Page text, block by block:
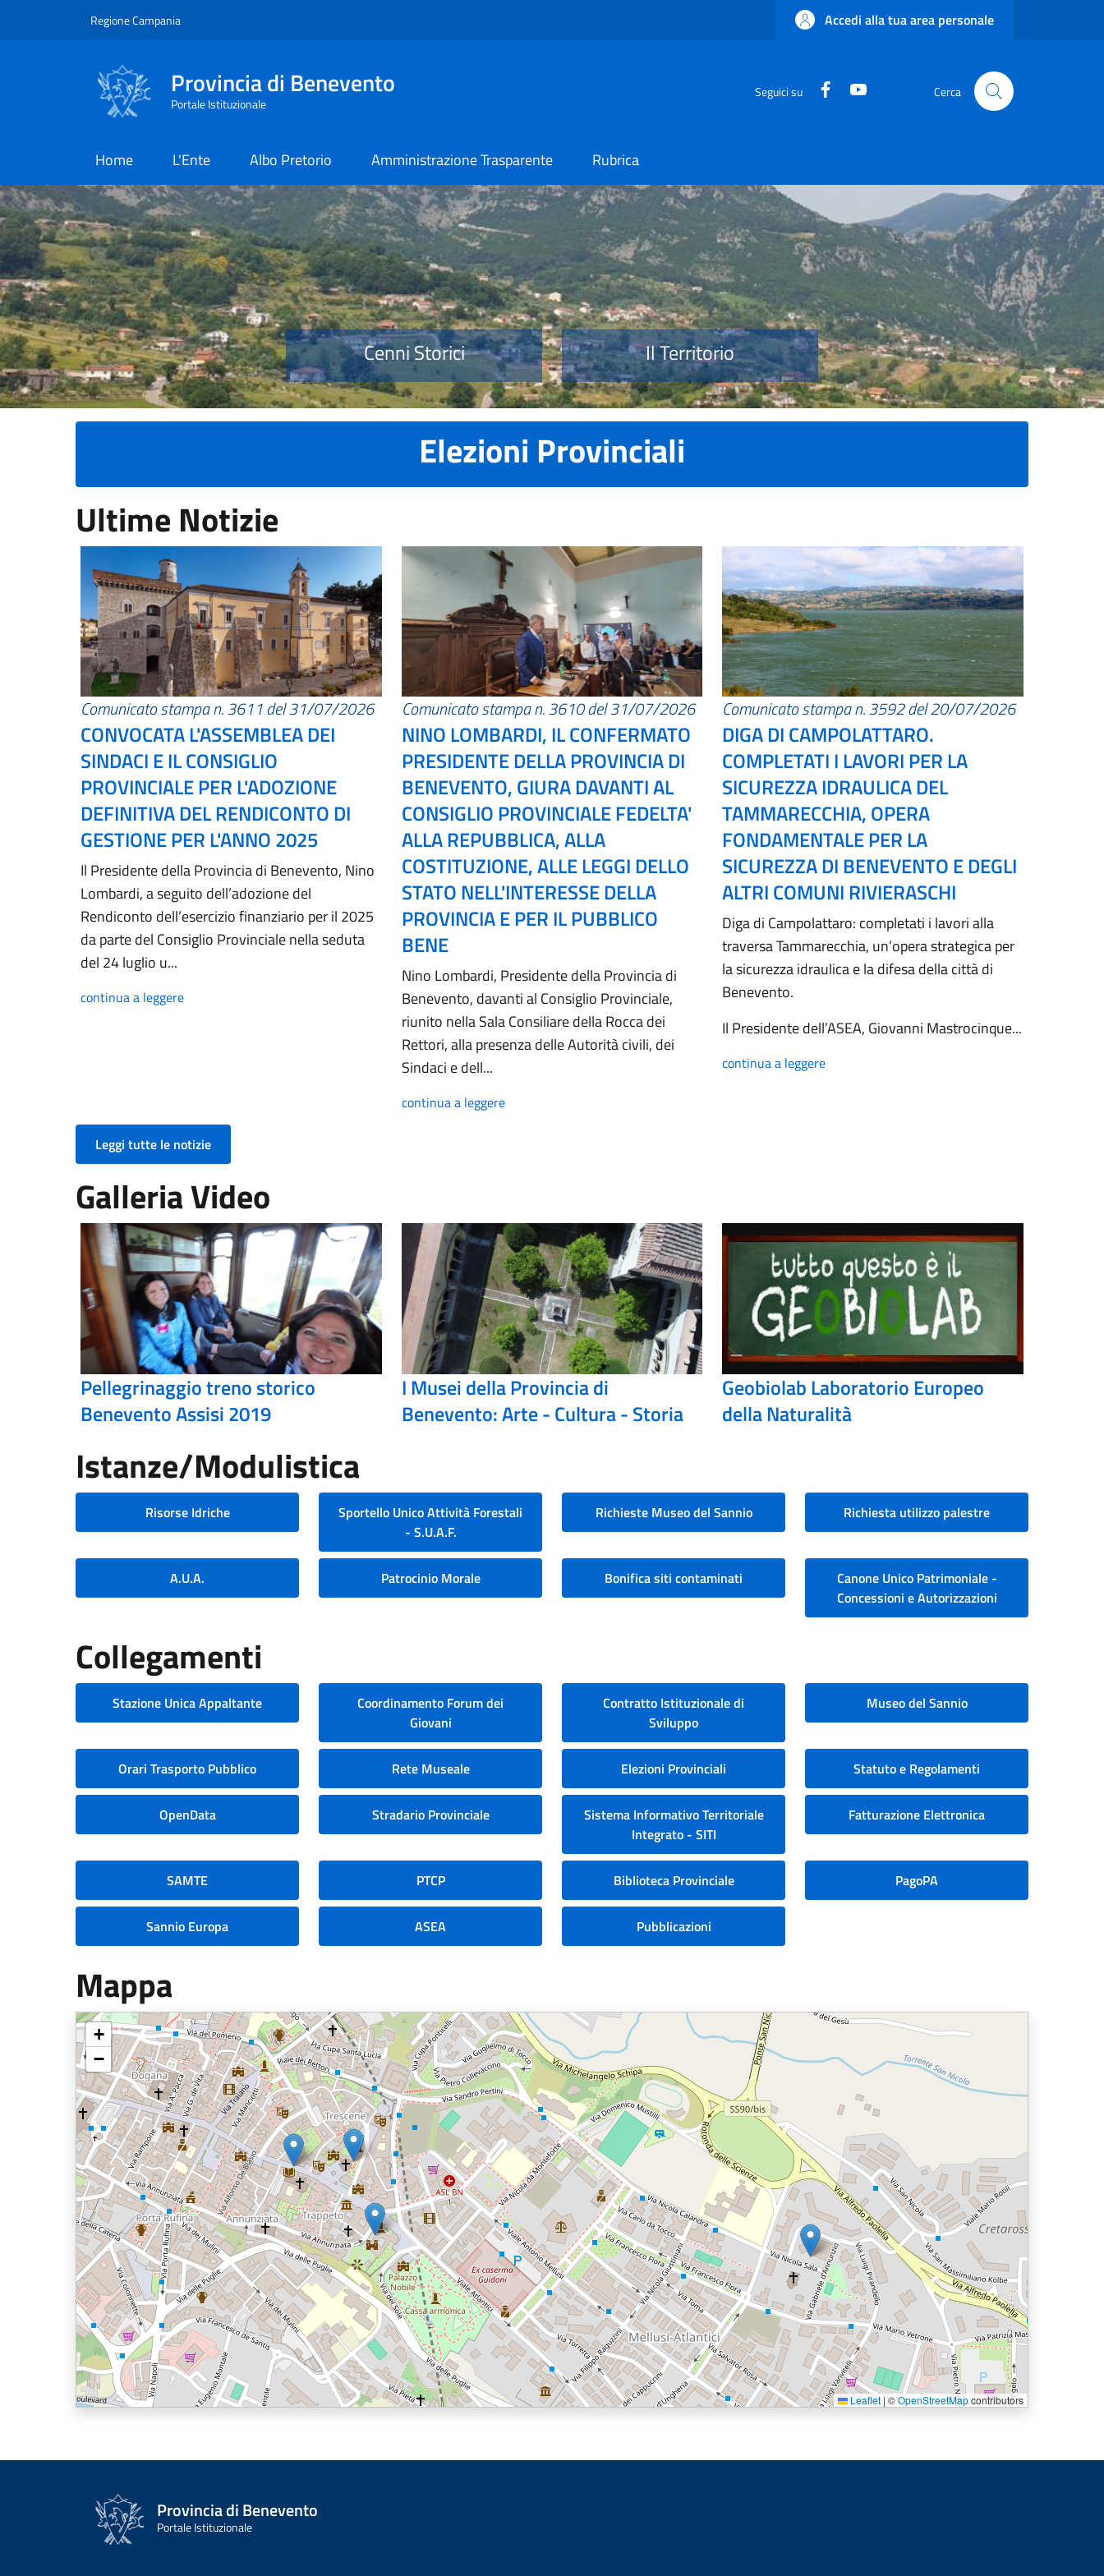
Regione Campania Accedi alla tua area personale
Provincia di Benevento
Portale Istituzionale
Seguici su Facebook Cerca
Home L'Ente Albo Pretorio Amministrazione Trasparente Rubrica
Provincia di Benevento
Cenni Storici Il Territorio
Elezioni Provinciali
Ultime Notizie
Comunicato stampa n. 3611 del 31/07/2026
CONVOCATA L'ASSEMBLEA DEI
SINDACI E IL CONSIGLIO
PROVINCIALE PER L'ADOZIONE
DEFINITIVA DEL RENDICONTO DI
GESTIONE PER L'ANNO 2025
Il Presidente della Provincia di Benevento, Nino
Lombardi, a seguito dell’adozione del
Rendiconto dell’esercizio finanziario per il 2025
da parte del Consiglio Provinciale nella seduta
del 24 luglio u...
continua a leggere
Comunicato stampa n. 3610 del 31/07/2026
NINO LOMBARDI, IL CONFERMATO
PRESIDENTE DELLA PROVINCIA DI
BENEVENTO, GIURA DAVANTI AL
CONSIGLIO PROVINCIALE FEDELTA'
ALLA REPUBBLICA, ALLA
COSTITUZIONE, ALLE LEGGI DELLO
STATO NELL'INTERESSE DELLA
PROVINCIA E PER IL PUBBLICO
BENE
Nino Lombardi, Presidente della Provincia di
Benevento, davanti al Consiglio Provinciale,
riunito nella Sala Consiliare della Rocca dei
Rettori, alla presenza delle Autorità civili, dei
Sindaci e dell...
continua a leggere
Comunicato stampa n. 3592 del 20/07/2026
DIGA DI CAMPOLATTARO.
COMPLETATI I LAVORI PER LA
SICUREZZA IDRAULICA DEL
TAMMARECCHIA, OPERA
FONDAMENTALE PER LA
SICUREZZA DI BENEVENTO E DEGLI
ALTRI COMUNI RIVIERASCHI
Diga di Campolattaro: completati i lavori alla
traversa Tammarecchia, un’opera strategica per
la sicurezza idraulica e la difesa della città di
Benevento.
Il Presidente dell’ASEA, Giovanni Mastrocinque...
continua a leggere
Leggi tutte le notizie
Galleria Video
Pellegrinaggio treno storico
Benevento Assisi 2019
I Musei della Provincia di
Benevento: Arte - Cultura - Storia
Geobiolab Laboratorio Europeo
della Naturalità
Istanze/Modulistica
Risorse Idriche
Sportello Unico Attività Forestali
- S.U.A.F.
Richieste Museo del Sannio Richiesta utilizzo palestre
A.U.A. Patrocinio Morale Bonifica siti contaminati
Canone Unico Patrimoniale -
Concessioni e Autorizzazioni
Collegamenti
Stazione Unica Appaltante
Coordinamento Forum dei
Giovani
Contratto Istituzionale di
Sviluppo
Museo del Sannio
Orari Trasporto Pubblico Rete Museale Elezioni Provinciali Statuto e Regolamenti
OpenData Stradario Provinciale
Sistema Informativo Territoriale
Integrato - SITI
Fatturazione Elettronica
SAMTE PTCP Biblioteca Provinciale PagoPA
Sannio Europa ASEA Pubblicazioni
Mappa
+
−
Leaflet | ©OpenStreetMapcontributors
Provincia di Benevento
Portale Istituzionale